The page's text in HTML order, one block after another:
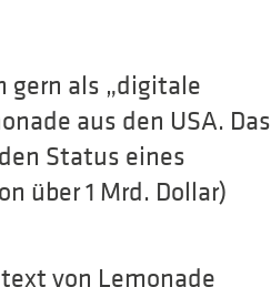
gern als „digitale
aus den USA. Das
Status eines
über 1 Mrd. Dollar)
von Lemonade